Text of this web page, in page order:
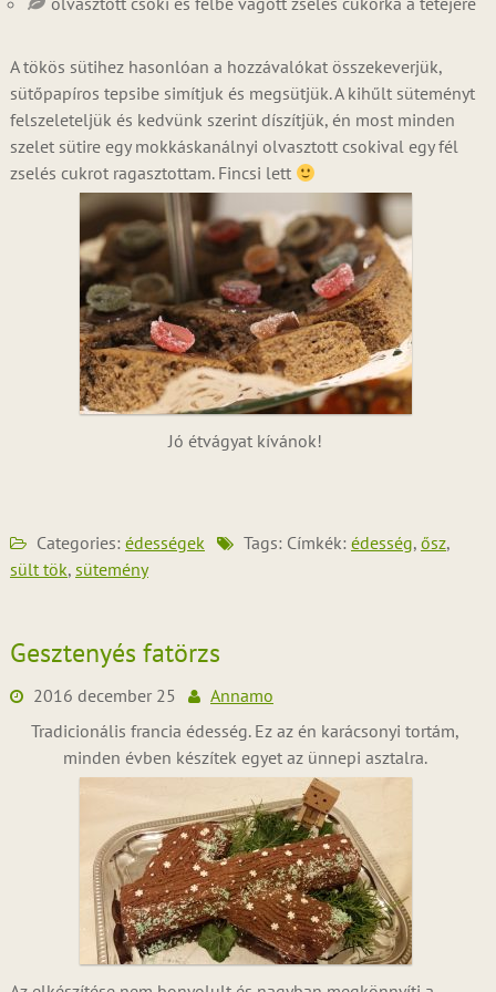
A tökös sütihez hasonlóan a hozzávalókat összekeverjük,
sütőpapíros tepsibe simítjuk és megsütjük. A kihűlt süteményt
felszeleteljük és kedvünk szerint díszítjük, én most minden
szelet sütire egy mokkáskanálnyi olvasztott csokival egy fél
zselés cukrot ragasztottam. Fincsi lett
Jó étvágyat kívánok!
Categories: édességek Tags: Címkék: édesség, ősz,
sült tök, sütemény
Gesztenyés fatörzs
2016 december 25
Annamo
Tradicionális francia édesség. Ez az én karácsonyi tortám,
minden évben készítek egyet az ünnepi asztalra.